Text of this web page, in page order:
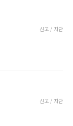
신고 / 차단
신고 / 차단